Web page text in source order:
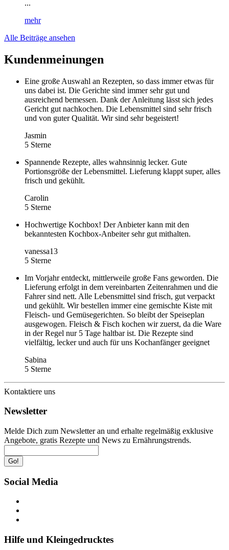
...
mehr
Alle Beiträge ansehen
Kundenmeinungen
Eine große Auswahl an Rezepten, so dass immer etwas für
uns dabei ist. Die Gerichte sind immer sehr gut und
ausreichend bemessen. Dank der Anleitung lässt sich jedes
Gericht gut nachkochen. Die Lebensmittel sind sehr frisch
und von guter Qualität. Wir sind sehr begeistert!
Jasmin
5 Sterne
Spannende Rezepte, alles wahnsinnig lecker. Gute
Portionsgröße der Lebensmittel. Lieferung klappt super, alles
frisch und gekühlt.
Carolin
5 Sterne
Hochwertige Kochbox! Der Anbieter kann mit den
bekanntesten Kochbox-Anbeiter sehr gut mithalten.
vanessa13
5 Sterne
Im Vorjahr entdeckt, mittlerweile große Fans geworden. Die
Lieferung erfolgt in dem vereinbarten Zeitenrahmen und die
Fahrer sind nett. Alle Lebensmittel sind frisch, gut verpackt
und gekühlt. Wir bestellen immer eine gemischte Kiste mit
Fleisch- und Gemüsegerichten. So bleibt der Speiseplan
ausgewogen. Fleisch & Fisch kochen wir zuerst, da die Ware
in der Regel nur 5 Tage haltbar ist. Die Rezepte sind
vielfältig, lecker und auch für uns Kochanfänger geeignet
Sabina
5 Sterne
Kontaktiere uns
Newsletter
Melde Dich zum Newsletter an und erhalte regelmäßig exklusive
Angebote, gratis Rezepte und News zu Ernährungstrends.
Go!
Social Media
Hilfe und Kleingedrucktes